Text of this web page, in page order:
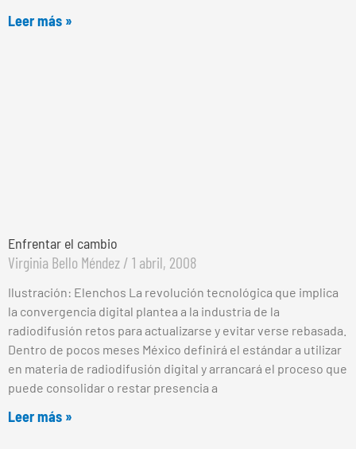
Leer más »
Enfrentar el cambio
Virginia Bello Méndez 1 abril, 2008
Ilustración: Elenchos La revolución tecnológica que implica
la convergencia digital plantea a la industria de la
radiodifusión retos para actualizarse y evitar verse rebasada.
Dentro de pocos meses México definirá el estándar a utilizar
en materia de radiodifusión digital y arrancará el proceso que
puede consolidar o restar presencia a
Leer más »